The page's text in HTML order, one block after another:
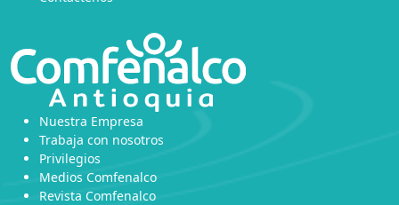
Nuestra Empresa
Trabaja con nosotros
Privilegios
Medios Comfenalco
Revista Comfenalco